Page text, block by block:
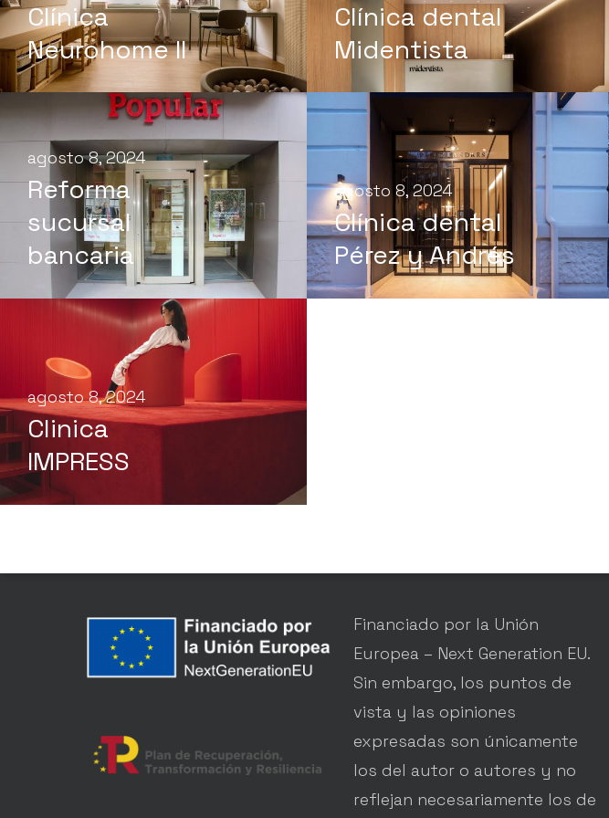
Clínica
Neurohome II
Clínica dental
Midentista
agosto 8, 2024
Reforma
sucursal
bancaria
agosto 8, 2024
Clínica dental
Pérez y Andrés
agosto 8, 2024
Clinica
IMPRESS
Financiado por la Unión
Europea – Next Generation EU.
Sin embargo, los puntos de
vista y las opiniones
expresadas son únicamente
los del autor o autores y no
reflejan necesariamente los de